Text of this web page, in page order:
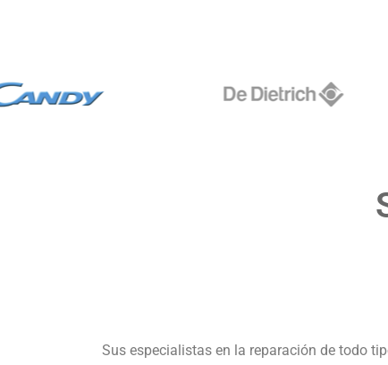
Sus especialistas en la reparación de todo